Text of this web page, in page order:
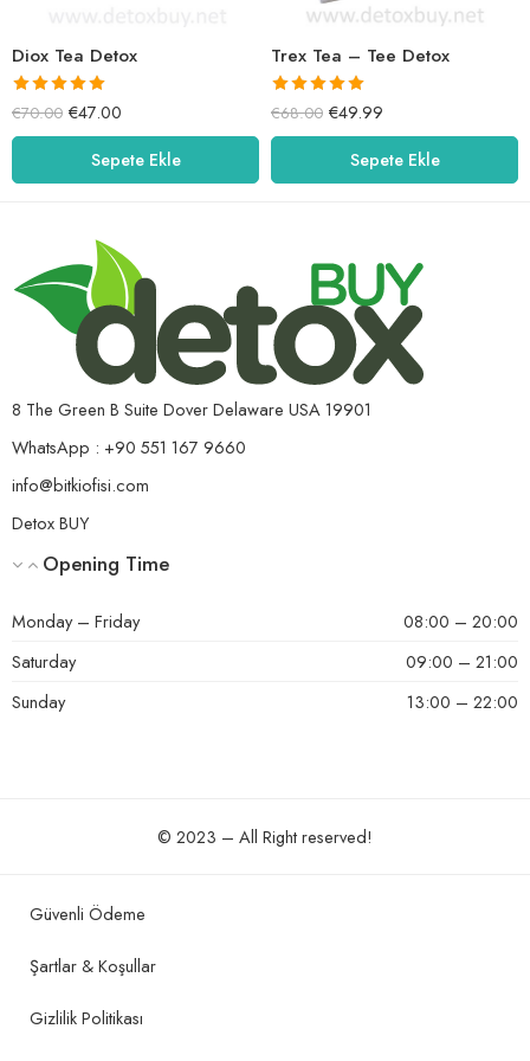
Diox Tea Detox
5 üzerinden
5.00oy aldı
€70.00 €47.00
Sepete Ekle
Trex Tea – Tee Detox
5 üzerinden
5.00oy aldı
€68.00 €49.99
Sepete Ekle
8 The Green B Suite Dover Delaware USA 19901
WhatsApp : +90 551 167 9660
info@bitkiofisi.com
Detox BUY
Opening Time
Monday – Friday
08:00 – 20:00
Saturday
09:00 – 21:00
Sunday
13:00 – 22:00
© 2023 – All Right reserved!
Güvenli Ödeme
Şartlar & Koşullar
Gizlilik Politikası